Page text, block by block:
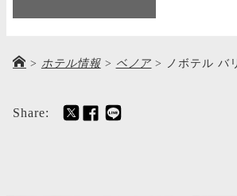
> ホテル情報> ベノア > ノボテル バ
Share: